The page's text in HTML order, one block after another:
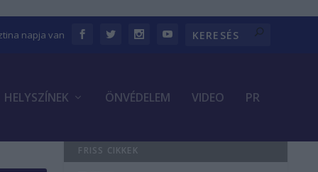
napja van
HELYSZÍNEK ÖNVÉDELEM VIDEO PR
FRISS CIKKEK